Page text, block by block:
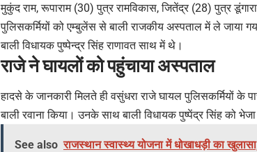
मुकुंद राम, रूपाराम (30) पुत्र रामविकास, जितेंद्र (28) पुत्र
पुलिसकर्मियों को एम्बुलेंस से बाली राजकीय अस्पताल में ले जाया
बाली विधायक पुष्पेन्द्र सिंह राणावत साथ में थे।
राजे ने घायलों को पहुंचाया अस्पताल
हादसे के जानकारी मिलते ही वसुंधरा राजे घायल पुलिसकर्मियों के
बाली रवाना किया। उनके साथ बाली विधायक पुष्पेंद्र सिंह को
See also राजस्थान स्वास्थ्य योजना में धोखाधड़ी का